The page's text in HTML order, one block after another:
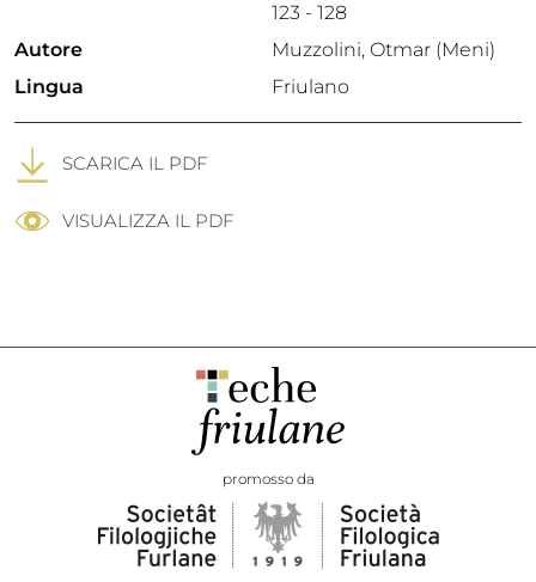
123 - 128
Autore
Muzzolini, Otmar (Meni)
Lingua
Friulano
SCARICA IL PDF
VISUALIZZA IL PDF
promosso da